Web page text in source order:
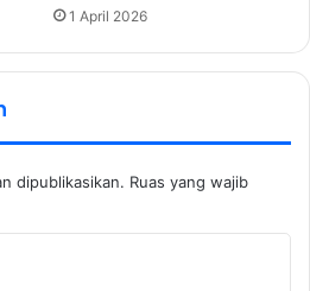
1 April 2026
dipublikasikan. Ruas yang wajib